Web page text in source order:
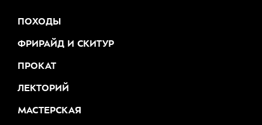
ПОХОДЫ
ФРИРАЙД И СКИТУР
ПРОКАТ
ЛЕКТОРИЙ
МАСТЕРСКАЯ